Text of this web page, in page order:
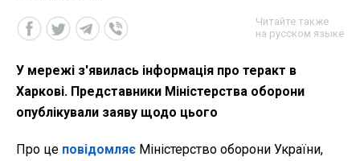
Читайте также
на русском языке
У мережі з'явилась інформація про теракт в
Харкові. Представники Міністерства оборони
опублікували заяву щодо цього
Про це повідомляє Міністерство оборони України,